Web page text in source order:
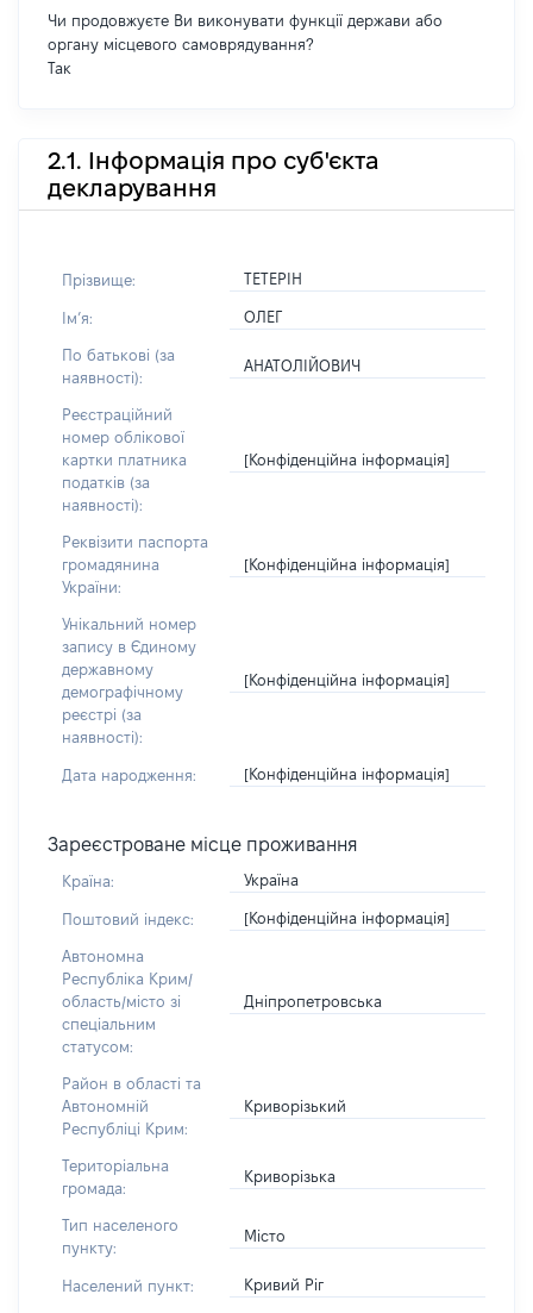
Чи продовжуєте Ви виконувати функції держави або
органу місцевого самоврядування?
Так
2.1. Інформація про суб'єкта
декларування
Прізвище: ТЕТЕРІН
Імʼя: ОЛЕГ
По батькові (за
наявності):
АНАТОЛІЙОВИЧ
Реєстраційний
номер облікової
картки платника
податків (за
наявності):
[Конфіденційна інформація]
Реквізити паспорта
громадянина
України:
[Конфіденційна інформація]
Унікальний номер
запису в Єдиному
державному
демографічному
реєстрі (за
наявності):
[Конфіденційна інформація]
Дата народження: [Конфіденційна інформація]
Зареєстроване місце проживання
Країна: Україна
Поштовий індекс: [Конфіденційна інформація]
Автономна
Республіка Крим/
область/місто зі
спеціальним
статусом:
Дніпропетровська
Район в області та
Автономній
Республіці Крим:
Криворізький
Територіальна
громада:
Криворізька
Тип населеного
пункту:
Місто
Населений пункт: Кривий Ріг